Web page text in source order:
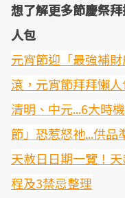
想了解更多節慶祭
人包
元宵節迎「最強補
滾，元宵節拜拜懶
清明、中元...6大時
節」恐惹怒祂...供品
天赦日日期一覽！
程及3禁忌整理